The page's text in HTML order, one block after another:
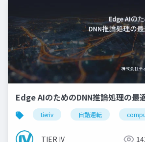
Edge AIのためのDNN推論処理の最
tieriv 自動運転
TIER IV